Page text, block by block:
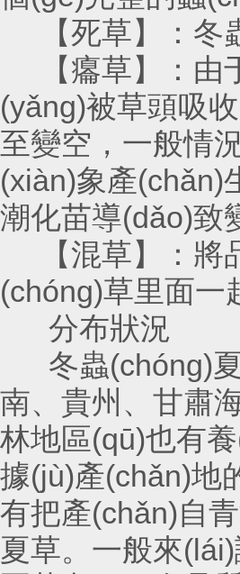
【死草】：冬蟲
【癟草】：由
(yǎng)被草頭吸收
至變空，一般
(xiàn)象產(chǎn)
潮化苗導(dǎo)致
【混草】：將
(chóng)草里面一
分布狀況
冬蟲(chóng)夏
南、貴州、
林地區(qū)也有養
據(jù)產(chǎn)地的不
有把產(chǎn)自青
夏草。一般